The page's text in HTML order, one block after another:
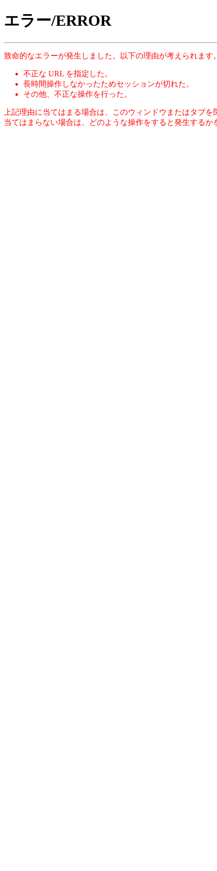
エラー/ERROR
致命的なエラーが発生しました。以下の理由が考えられます
不正な URL を指定した。
長時間操作しなかったためセッションが切れた。
その他、不正な操作を行った。
上記理由に当てはまる場合は、このウィンドウまたはタブ
当てはまらない場合は、どのような操作をすると発生する